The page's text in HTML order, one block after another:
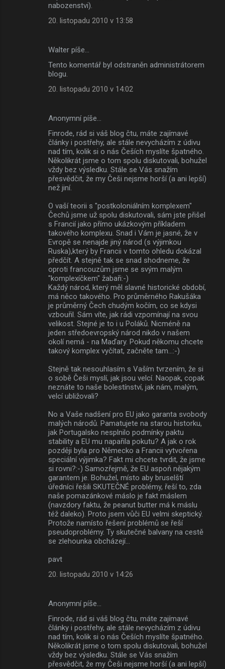
nabozenstvi).
20. listopadu 2010 v 13:58
Walter píše…
Tento komentář byl odstraněn administrátorem
blogu.
20. listopadu 2010 v 14:02
Anonymní píše…
Finrode, rád si váš blog čtu, máte zajímavé
články i postřehy, ale stále nevycházím z údivu
nad tím, kolik si o nás Češích myslíte špatného.
Několikrát jsme o tom spolu diskutovali, bohužel
vždy bez výsledku. Stále se Vás snažím
přesvědčit, že my Češi nejsme horší (a ani lepší)
než jiní.
O vaší teorii s "postkoloniálním komplexem"
Čechů jsme už spolu diskutovali, sám jste přišel
s Francií jako přímo ukázkovým příkladem
takového komplexu. Snad i Vám je jasné, že v
Evropě se nenajde jiný národ (s výjimkou
Ruska),který by Francii v tomto ohledu dokázal
předčít. A stejně tak se snad shodneme, že
oproti francouzům jsme se svým malým
"komplexíčkem" žabaři:-)
Každý národ, který měl slavné historické období,
má něco takového. Pro průměrného Rakušáka
je průměrný Čech chudým kočím, co se kdysi
vzbouřil. Sám víte, jak rádi vzpomínají na svou
velikost. Stejné je to i u Poláků. Nicméně na
jeden středoevropský národ nikdo v našem
okolí nemá - na Maďary. Pokud někomu chcete
takový komplex vyčítat, začněte tam...:-)
Stejně tak nesouhlasím s Vaším tvrzením, že si
o sobě Češi myslí, jak jsou velcí. Naopak, copak
neznáte to naše bolestínství, jak nám, malým,
velcí ubližovali?
No a Vaše nadšení pro EU jako garanta svobody
malých národů. Pamatujete na starou historku,
jak Portugalsko nesplnilo podmínky paktu
stability a EU mu napařila pokutu? A jak o rok
později byla pro Německo a Francii vytvořena
speciální výjimka? Fakt mi chcete tvrdit, že jsme
si rovni?:-) Samozřejmě, že EU aspoň nějakým
garantem je. Bohužel, místo aby bruselští
úředníci řešili SKUTEČNÉ problémy, řeší to, zda
naše pomazánkové máslo je fakt máslem
(navzdory faktu, že peanut butter má k máslu
též daleko). Proto jsem vůči EU velmi skeptický.
Protože namísto řešení problémů se řeší
pseudoproblémy. Ty skutečné balvany na cestě
se zlehounka obcházejí...
pavt
20. listopadu 2010 v 14:26
Anonymní píše…
Finrode, rád si váš blog čtu, máte zajímavé
články i postřehy, ale stále nevycházím z údivu
nad tím, kolik si o nás Češích myslíte špatného.
Několikrát jsme o tom spolu diskutovali, bohužel
vždy bez výsledku. Stále se Vás snažím
přesvědčit, že my Češi nejsme horší (a ani lepší)